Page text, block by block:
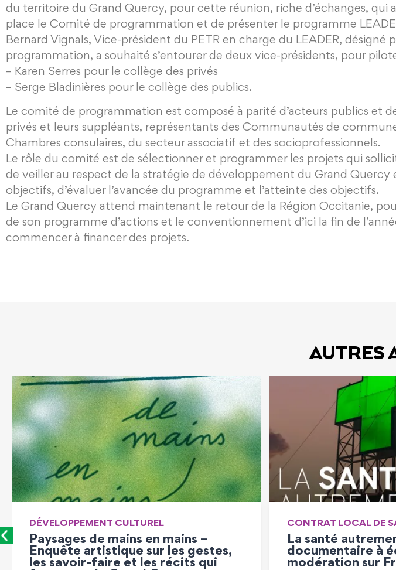
du territoire du Grand Quercy, pour cette réunion, riche d’échanges, qui
place le Comité de programmation et de présenter le programme
Bernard Vignals, Vice-président du PETR en charge du LEADER, désigné
programmation, a souhaité s’entourer de deux vice-présidents, pour
– Karen Serres pour le collège des privés
– Serge Bladinières pour le collège des publics.
Le comité de programmation est composé à parité d’acteurs publics et
privés et leurs suppléants, représentants des Communautés de
Chambres consulaires, du secteur associatif et des socioprofessionnels.
Le rôle du comité est de sélectionner et programmer les projets qui
de veiller au respect de la stratégie de développement du Grand Quercy
objectifs, d’évaluer l’avancée du programme et l’atteinte des objectifs.
Le Grand Quercy attend maintenant le retour de la Région Occitanie,
de son programme d’actions et le conventionnement d’ici la fin de
commencer à financer des projets.
AUTRES
CONTRAT LOCAL DE SANTÉ
La santé autrement. Une série
documentaire à écouter sans
modération sur France Culture
CHARTE
CULTUREL
Plantes et
nouvelles